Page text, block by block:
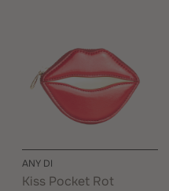
ANY DI
Kiss Pocket Rot